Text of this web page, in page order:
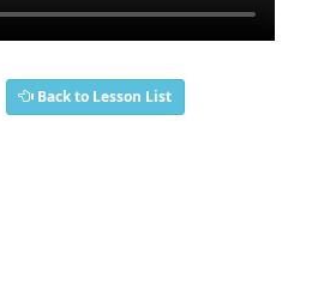
Back to Lesson List